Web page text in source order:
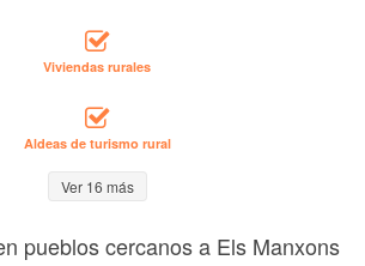
Viviendas rurales
Aldeas de turismo rural
Ver 16 más
pueblos cercanos a Els Manxons